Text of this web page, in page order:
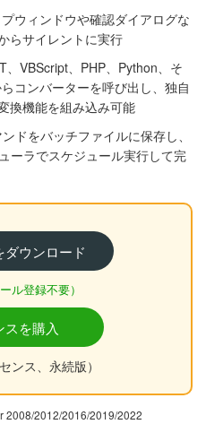
ウィンドウや確認ダイアログな
らサイレントに実行
VBScript、PHP、Python、そ
コンバーターを呼び出し、独自
換機能を組み込み可能
ドをバッチファイルに保存し、
ーラでスケジュール実行して完
ウンロード
ル登録不要）
スを購入
ンス、永続版）
2008/2012/2016/2019/2022